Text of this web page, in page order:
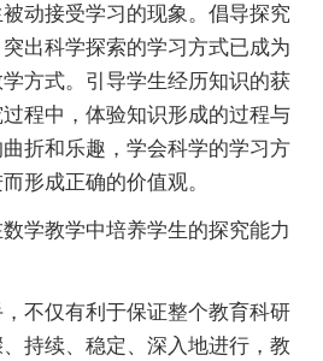
动接受学习的现象。倡导探究
出科学探索的学习方式已成为
方式。引导学生经历知识的获
程中，体验知识形成的过程与
折和乐趣，学会科学的学习方
形成正确的价值观。
教学中培养学生的探究能力
仅有利于保证整个教育科研
持续、稳定、深入地进行，教